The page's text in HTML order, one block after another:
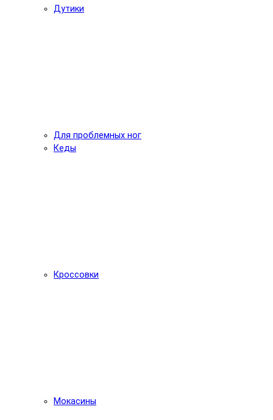
Дутики
Для проблемных ног
Кеды
Кроссовки
Мокасины